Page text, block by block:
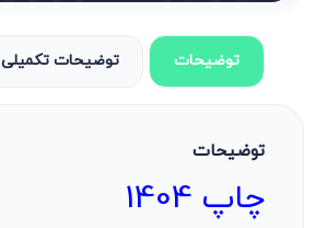
توضیحات توضیحات تکمیلی
توضیحات
چاپ 1404